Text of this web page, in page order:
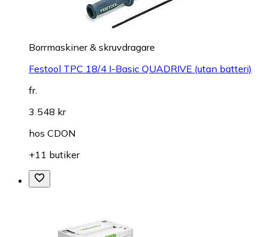
Borrmaskiner & skruvdragare
Festool TPC 18/4 I-Basic QUADRIVE (utan batteri)
fr.
3 548 kr
hos CDON
+11 butiker